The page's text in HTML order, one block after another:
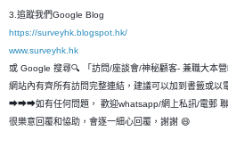
3.追蹤我們Google Blog
https://surveyhk.blogspot.hk/
www.surveyhk.hk
或 Google 搜尋🔍 「訪問/座談會/神秘顧客- 兼職大本
網站內有齊所有訪問完整連結，建議可以加到書籤或以
➡➡➡如有任何問題， 歡迎whatsapp/網上私訊/電郵 聯
很樂意回覆和恊助，會逐一細心回覆，謝謝 😄